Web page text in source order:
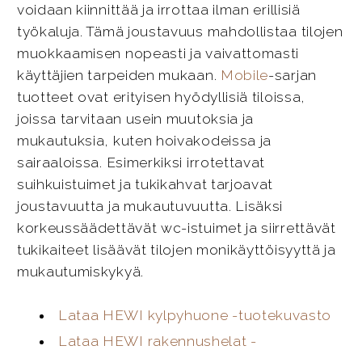
voidaan kiinnittää ja irrottaa ilman erillisiä
työkaluja. Tämä joustavuus mahdollistaa tilojen
muokkaamisen nopeasti ja vaivattomasti
käyttäjien tarpeiden mukaan. Mobile-sarjan
tuotteet ovat erityisen hyödyllisiä tiloissa,
joissa tarvitaan usein muutoksia ja
mukautuksia, kuten hoivakodeissa ja
sairaaloissa. Esimerkiksi irrotettavat
suihkuistuimet ja tukikahvat tarjoavat
joustavuutta ja mukautuvuutta. Lisäksi
korkeussäädettävät wc-istuimet ja siirrettävät
tukikaiteet lisäävät tilojen monikäyttöisyyttä ja
mukautumiskykyä.
Lataa HEWI kylpyhuone -tuotekuvasto
Lataa HEWI rakennushelat -